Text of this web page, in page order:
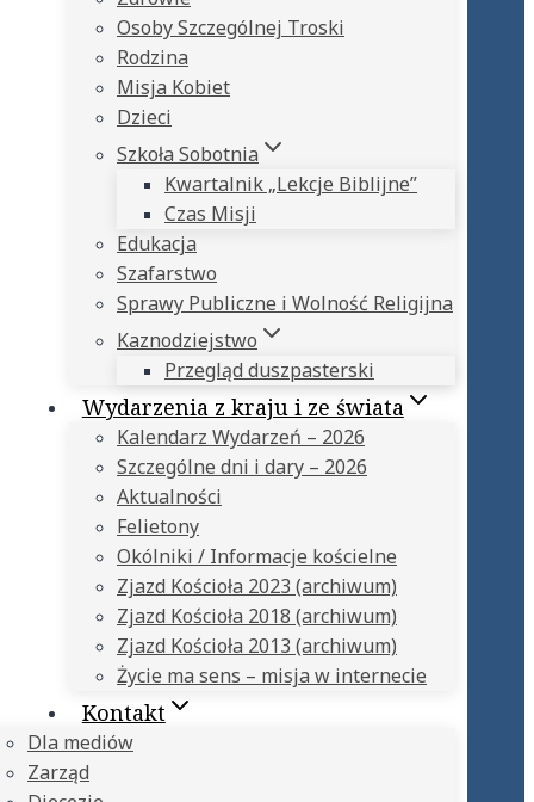
Osoby Szczególnej Troski
Rodzina
Misja Kobiet
Dzieci
Szkoła Sobotnia
Kwartalnik „Lekcje Biblijne”
Czas Misji
Edukacja
Szafarstwo
Sprawy Publiczne i Wolność Religijna
Kaznodziejstwo
Przegląd duszpasterski
Wydarzenia z kraju i ze świata
Kalendarz Wydarzeń – 2026
Szczególne dni i dary – 2026
Aktualności
Felietony
Okólniki / Informacje kościelne
Zjazd Kościoła 2023 (archiwum)
Zjazd Kościoła 2018 (archiwum)
Zjazd Kościoła 2013 (archiwum)
Życie ma sens – misja w internecie
Kontakt
Dla mediów
Zarząd